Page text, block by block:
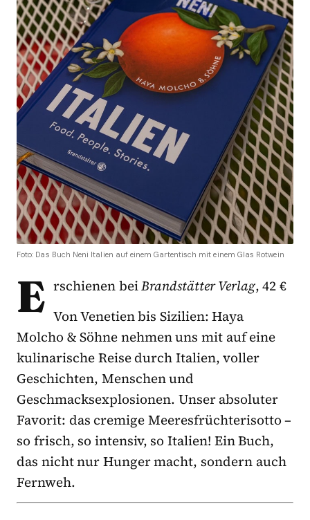
Foto: Das Buch Neni Italien auf einem Gartentisch mit einem Glas Rotwein
E rschienen beiBrandstätter Verlag, 42 €
Von Venetien bis Sizilien: Haya
Molcho & Söhne nehmen uns mit auf eine
kulinarische Reise durch Italien, voller
Geschichten, Menschen und
Geschmacksexplosionen. Unser absoluter
Favorit: das cremige Meeresfrüchterisotto –
so frisch, so intensiv, so Italien! Ein Buch,
das nicht nur Hunger macht, sondern auch
Fernweh.